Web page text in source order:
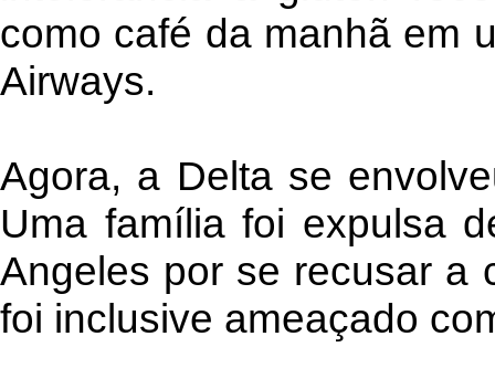
como café da manhã em
Airways.
Agora, a Delta se
Uma família foi expulsa
Angeles por se recusar a
foi inclusive ameaçado